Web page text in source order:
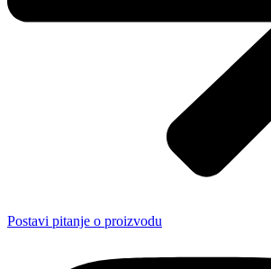
Postavi pitanje o proizvodu